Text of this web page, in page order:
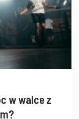
w walce z